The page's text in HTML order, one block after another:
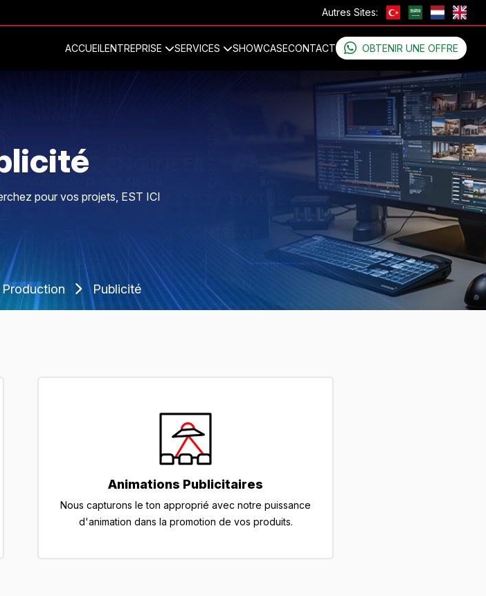
Autres Sites:
ACCUEILENTREPRISE SERVICES SHOWCASECONTACT OBTENIR UNE OFFRE
pour vos projets, EST ICI
Production Publicité
Animations Publicitaires
Nous capturons le ton approprié avec notre puissance
d'animation dans la promotion de vos produits.